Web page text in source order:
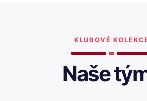
KLUBOVÉ
Naše